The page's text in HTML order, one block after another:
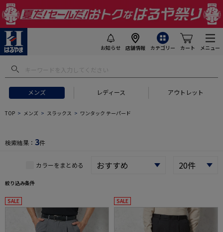
お知らせ 店舗情報 カテゴリー カート メニュー
メンズ レディース アウトレット
フトにおすすめ #セットアップ スーツ
TOP メンズ スラックス ワンタック テーパード
検索結果： 3件
カラーをまとめる
絞り込み条件
SALE SALE